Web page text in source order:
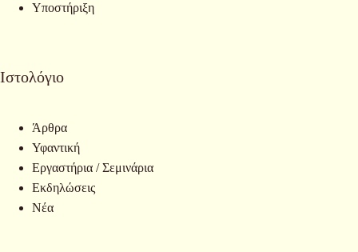
Υποστήριξη
Ιστολόγιο
Άρθρα
Υφαντική
Εργαστήρια / Σεμινάρια
Εκδηλώσεις
Νέα